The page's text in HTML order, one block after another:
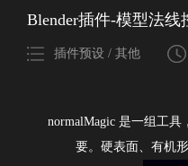
Blender插件-模型法线
插件预设 / 其他
normalMagic 是一组工
要。硬表面、有机